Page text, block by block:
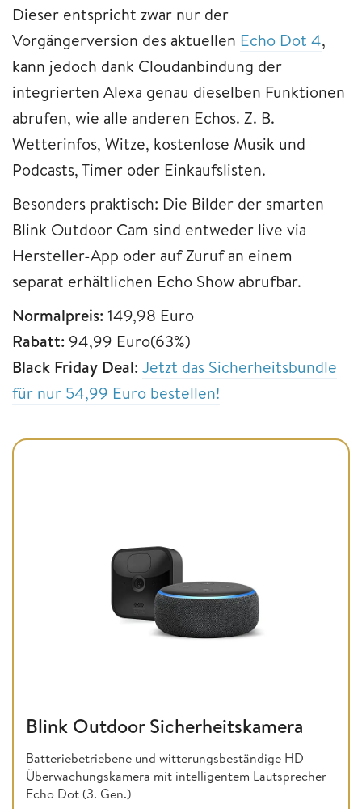
Dieser entspricht zwar nur der
Vorgängerversion des aktuellen Echo Dot 4,
kann jedoch dank Cloudanbindung der
integrierten Alexa genau dieselben Funktionen
abrufen, wie alle anderen Echos. Z. B.
Wetterinfos, Witze, kostenlose Musik und
Podcasts, Timer oder Einkaufslisten.
Besonders praktisch: Die Bilder der smarten
Blink Outdoor Cam sind entweder live via
Hersteller-App oder auf Zuruf an einem
separat erhältlichen Echo Show abrufbar.
Normalpreis: 149,98 Euro
Rabatt: 94,99 Euro(63%)
Black Friday Deal: Jetzt das Sicherheitsbundle
für nur 54,99 Euro bestellen!
Blink Outdoor Sicherheitskamera
Batteriebetriebene und witterungsbeständige HD-
Überwachungskamera mit intelligentem Lautsprecher
Echo Dot (3. Gen.)